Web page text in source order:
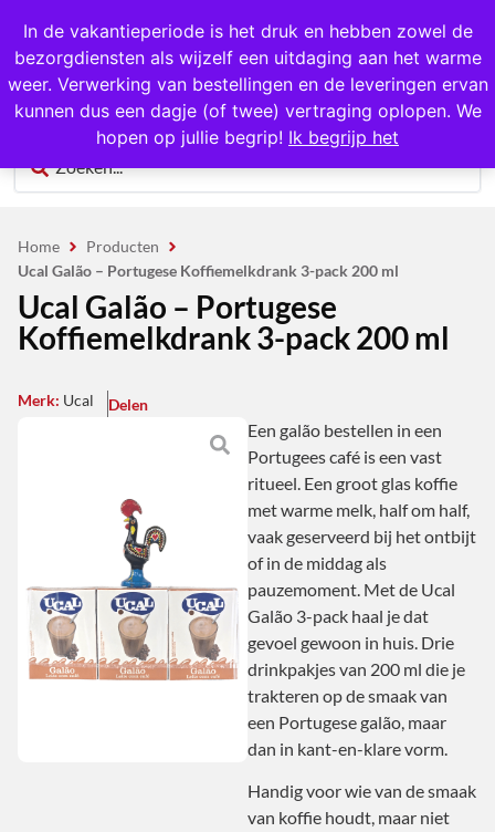
In de vakantieperiode is het druk en hebben zowel de
bezorgdiensten als wijzelf een uitdaging aan het warme
weer. Verwerking van bestellingen en de leveringen ervan
kunnen dus een dagje (of twee) vertraging oplopen. We
hopen op jullie begrip! Ik begrijp het
1000+ producten op voorraad
0
Home
Producten
Ucal Galão – Portugese Koffiemelkdrank 3-pack 200 ml
Ucal Galão – Portugese
Koffiemelkdrank 3-pack 200 ml
Merk: Ucal Delen
Een galão bestellen in een
Portugees café is een vast
ritueel. Een groot glas koffie
met warme melk, half om half,
vaak geserveerd bij het ontbijt
of in de middag als
pauzemoment. Met de Ucal
Galão 3-pack haal je dat
gevoel gewoon in huis. Drie
drinkpakjes van 200 ml die je
trakteren op de smaak van
een Portugese galão, maar
dan in kant-en-klare vorm.
Handig voor wie van de smaak
van koffie houdt, maar niet